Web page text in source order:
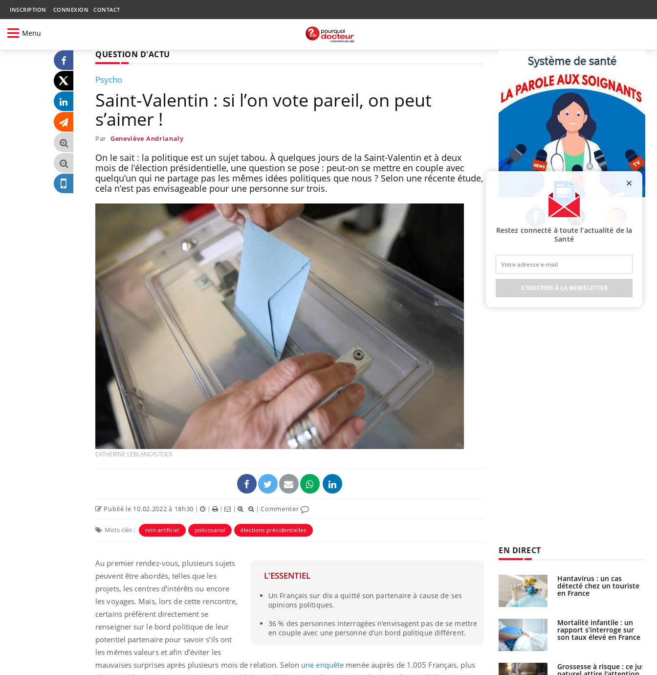
INSCRIPTION CONNEXION CONTACT
Menu
QUESTION D'ACTU
Psycho
Saint-Valentin : si l’on vote pareil, on peut
s’aimer !
Par Geneviève Andrianaly
On le sait : la politique est un sujet tabou. À quelques jours de la Saint-Valentin et à deux
mois de l’élection présidentielle, une question se pose : peut-on se mettre en couple avec
quelqu’un qui ne partage pas les mêmes idées politiques que nous ? Selon une récente étude,
cela n’est pas envisageable pour une personne sur trois.
CATHERINE LEBLANC/ISTOCK
Publié le 10.02.2022 à 18h30 | | | | |Commenter
Mots clés : rein artificiel policosanol élections présidentielles
L'ESSENTIEL
Un Français sur dix a quitté son partenaire à cause de ses
opinions politiques.
36 % des personnes interrogées n’envisagent pas de se mettre
en couple avec une personne d’un bord politique différent.
Au premier rendez-vous, plusieurs sujets
peuvent être abordés, telles que les
projets, les centres d’intérêts ou encore
les voyages. Mais, lors de cette rencontre,
certains préfèrent directement se
renseigner sur le bord politique de leur
potentiel partenaire pour savoir s’ils ont
les mêmes valeurs et afin d’éviter les
mauvaises surprises après plusieurs mois de relation. Selon une enquête menée auprès de 1.005 Français, plus
Facebook Twitter Instagram
EN DIRECT
Les crises d’angoisse
peuvent-elles survenir
sans raison apparente ?
Fatigue en vacances :
normal ou signe d’une
maladie ?
Et si les caries pouvaient
Éclipse solaire du 12 août
c'est indispensable pour
la santé des yeux”
Les troubles du sommeil
modifient votre cerveau !
Mon enfant est-il trop
pharmacie pour les
vacances ?
Syndrome métabolique :
quels sont les meilleurs
exercices physiques ?
Comment éviter une otite
Hantavirus : un cas
détecté chez un touriste
en France
Mortalité infantile : un
rapport s’interroge sur
son taux élevé en France
Grossesse à risque : ce jus
Restez connecté à toute l’actualité de la
Santé
S'INSCRIRE À LA NEWSLETTER